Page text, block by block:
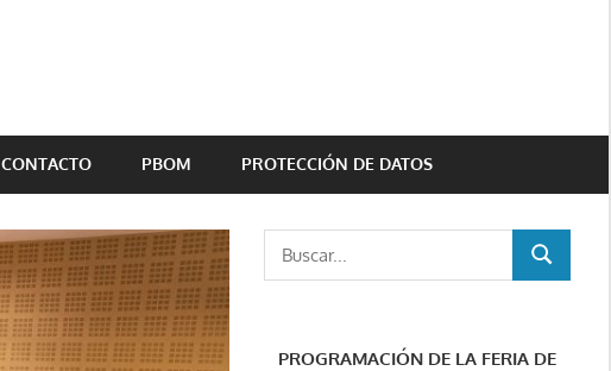
CONTACTO PBOM PROTECCIÓN DE DATOS
BUSCAR
PROGRAMACIÓN DE LA FERIA DE